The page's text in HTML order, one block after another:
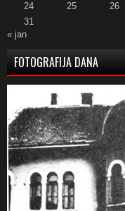
24
25 26
31
« jan
FOTOGRAFIJA DANA